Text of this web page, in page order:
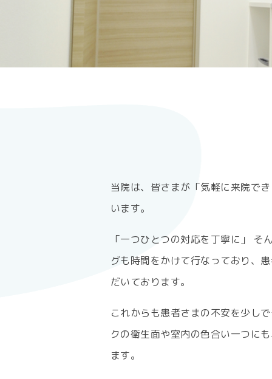
当院は、皆さまが「気軽に来院で
います。
「一つひとつの対応を丁寧に」 そ
グも時間をかけて行なっており、
だいております。
これからも患者さまの不安を少し
クの衛生面や室内の色合い一つに
ます。